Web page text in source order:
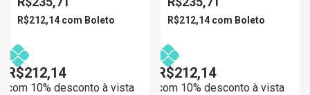
R$212,14 com Boleto
R$212,14
com 10% desconto à vista
R$212,14 com Boleto
R$212,14
com 10% desconto à vista